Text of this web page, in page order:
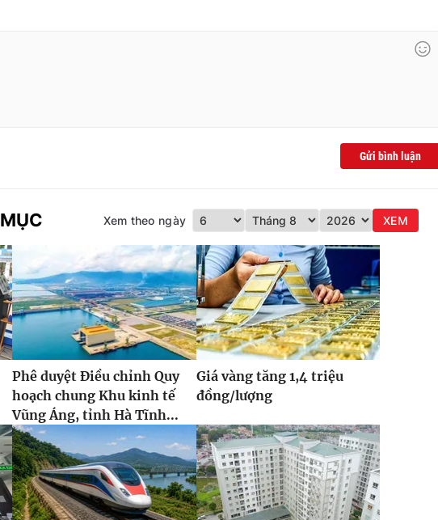
Gửi bình luận
Xem theo ngày XEM
Phê duyệt Điều chỉnh Quy
hoạch chung Khu kinh tế
Vũng Áng, tỉnh Hà Tĩnh...
Giá vàng tăng 1,4 triệu
đồng/lượng